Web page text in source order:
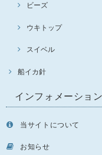
ビーズ
ウキトップ
スイベル
船イカ針
インフォメーション
当サイトについて
お知らせ